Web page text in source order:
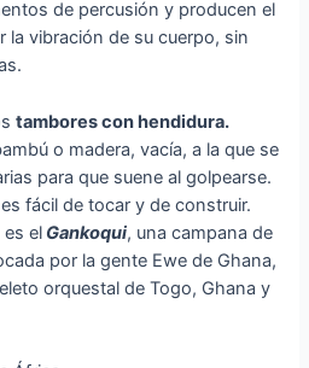
de percusión y producen el
la vibración de su cuerpo, sin
tambores con hendidura.
o madera, vacía, a la que se
para que suene al golpearse.
fácil de tocar y de construir.
el Gankoqui, una campana de
por la gente Ewe de Ghana,
orquestal de Togo, Ghana y